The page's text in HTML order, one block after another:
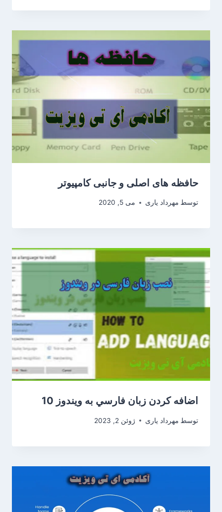
حافظه های اصلی و جانبی کامپیوتر
توسط مهرداد یاری می 5, 2020
اضافه كردن زبان فارسي به ويندوز 10
توسط مهرداد یاری ژوئن 2, 2023